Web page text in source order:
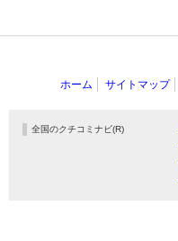
ホーム サイトマップ
全国のクチコミナビ(R)